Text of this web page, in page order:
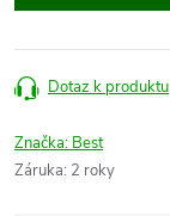
Dotaz k produktu
Značka: Best
Záruka: 2 roky